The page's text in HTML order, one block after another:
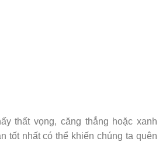
thất vọng, căng thẳng hoặc xanh
tốt nhất có thể khiến chúng ta quên